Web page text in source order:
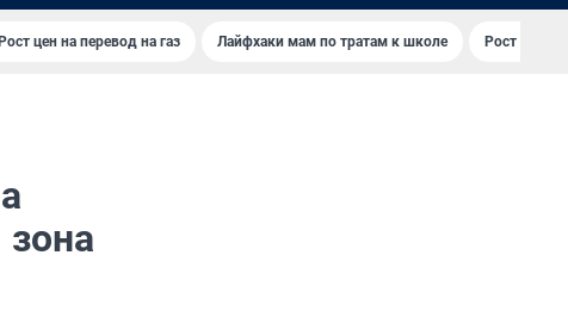
Рост цен на перевод на газ Лайфхаки мам по тратам к школе Рост цен на